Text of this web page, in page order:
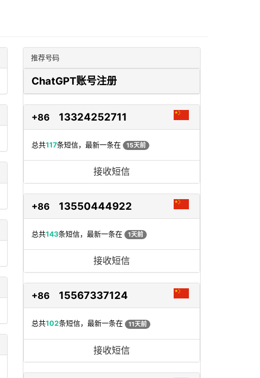
推荐号码
ChatGPT账号注册
+86 13324252711
总共117条短信，最新一条在 15天前
接收短信
+86 13550444922
总共143条短信，最新一条在 1天前
接收短信
+86 15567337124
总共102条短信，最新一条在 11天前
接收短信